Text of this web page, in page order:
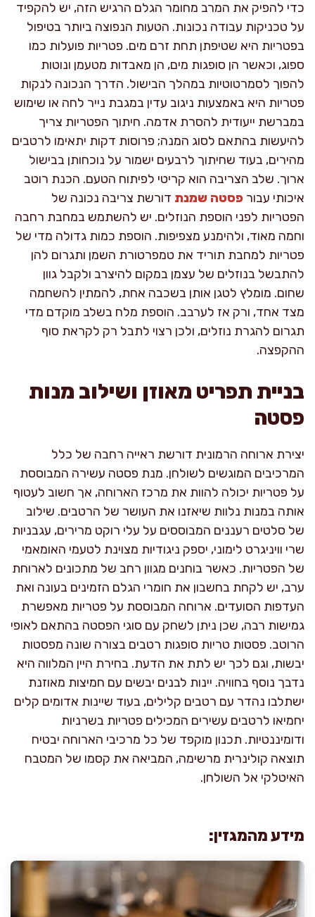
כדי להפיק את המרב מחומר הגלם הרגיש הזה, יש להקפיד
על טכניקות עבודה נכונות. הטעות הנפוצה ביותר בטיפול
בפטריות היא שטיפתן תחת זרם מים. פטריות פועלות כמו
ספוג, וכאשר הן סופגות מים, הן מאבדות מטעמן ונוטות
להפוך לסמרטוטיות במהלך הבישול. הדרך הנכונה לנקות
פטריות היא באמצעות ניגוב עדין במגבת נייר לחה או שימוש
במברשת ייעודית להסרת אדמה. חיתוך הפטריות צריך
להיעשות בהתאם לסוג המנה; פרוסות דקות יתאימו לרטבים
מהירים, בעוד שחיתוך לרבעים ישמור על נוכחותן בבישול
ארוך. שלב הצריבה הוא קריטי לפיתוח הטעם. הכנת רוטב
איכותי עבור פסטה שמנת דורשת צריבה נכונה של
הפטריות לפני הוספת הנוזלים. יש להשתמש במחבת רחבה
וחמה מאוד, ולהימנע מצפיפות. הוספת כמות גדולה מדי של
פטריות למחבת תוריד את טמפרטורת השמן ותגרום להן
להתבשל בנוזלים של עצמן במקום להיצרב ולקבל גוון
שחום. מומלץ לטגן אותן בשכבה אחת, להמתין להשחמה
מצד אחד, ורק אז לערבב. הוספת מלח בשלב מוקדם מדי
תגרום להגרת נוזלים, ולכן רצוי לתבל רק לקראת סוף
ההקפצה.
בניית תפריט מאוזן ושילוב מנות
פסטה
יצירת ארוחה הרמונית דורשת ראייה רחבה של כלל
המרכיבים המוגשים לשולחן. מנת פסטה עשירה המבוססת
על פטריות יכולה להוות את מרכז הארוחה, אך חשוב לעטוף
אותה במנות נלוות שיאזנו את העושר של הרטבים. שילוב
של סלטים רעננים המבוססים על עלי רוקט מרירים, עגבניות
שרי וויניגרט לימוני, יספק ניגודיות מצוינת לטעמי האומאמי
של הפטריות. כאשר בוחנים מגוון רחב של מתכונים לארוחת
ערב, יש לקחת בחשבון את חומרי הגלם הזמינים בעונה ואת
העדפות הסועדים. ארוחה המבוססת על פטריות מאפשרת
גמישות רבה, שכן ניתן לשחק עם סוגי הפסטה בהתאם לאופי
הרוטב. פסטות טריות סופגות רטבים בצורה שונה מפסטות
יבשות, וגם לכך יש לתת את הדעת. בחירת היין המלווה היא
נדבך נוסף בחוויה. יינות לבנים יבשים עם חמיצות מאוזנת
ישתלבו נהדר עם רטבים קלילים, בעוד שיינות אדומים קלים
יחמיאו לרטבים עשירים המכילים פטריות בשרניות
ודומיננטיות. תכנון מוקפד של כל מרכיבי הארוחה יבטיח
תוצאה קולינרית מרשימה, המביאה את קסמו של המטבח
האיטלקי אל השולחן.
מידע מהמגזין: